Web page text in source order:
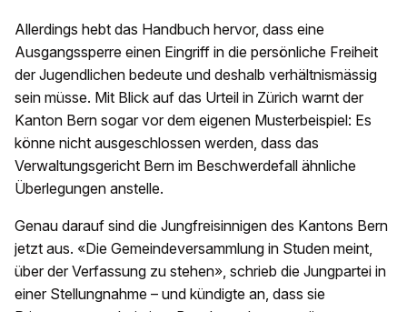
Allerdings hebt das Handbuch hervor, dass eine
Ausgangssperre einen Eingriff in die persönliche Freiheit
der Jugendlichen bedeute und deshalb verhältnismässig
sein müsse. Mit Blick auf das Urteil in Zürich warnt der
Kanton Bern sogar vor dem eigenen Musterbeispiel: Es
könne nicht ausgeschlossen werden, dass das
Verwaltungsgericht Bern im Beschwerdefall ähnliche
Überlegungen anstelle.
Genau darauf sind die Jungfreisinnigen des Kantons Bern
jetzt aus. «Die Gemeindeversammlung in Studen meint,
über der Verfassung zu stehen», schrieb die Jungpartei in
einer Stellungnahme – und kündigte an, dass sie